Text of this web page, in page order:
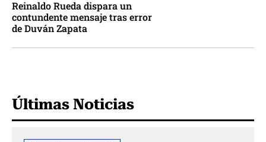
Reinaldo Rueda dispara un
contundente mensaje tras error
de Duván Zapata
Últimas Noticias